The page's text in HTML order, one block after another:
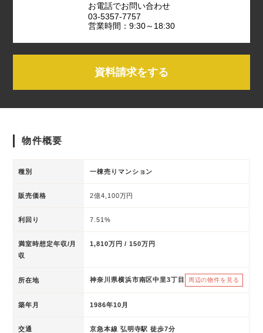
お電話でお問い合わせ
03-5357-7757
営業時間：9:30～18:30
資料請求をする
物件概要
種別 一棟売りマンション
販売価格 2億4,100万円
利回り 7.51%
満室時想定年収/月
収
1,810万円 / 150万円
所在地 神奈川県横浜市南区中里3丁目 周辺の物件を見る
築年月 1986年10月
交通 京急本線 弘明寺駅 徒歩7分